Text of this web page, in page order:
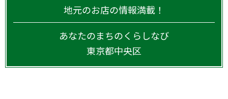
地元のお店の情報満載！
あなたのまちのくらしなび
東京都中央区